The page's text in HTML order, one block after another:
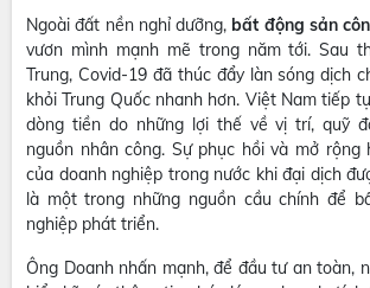
Ngoài đất nền nghỉ dưỡng, bất động sản
vươn mình mạnh mẽ trong năm tới. Sau
Trung, Covid-19 đã thúc đẩy làn sóng dịch
khỏi Trung Quốc nhanh hơn. Việt Nam tiếp
dòng tiền do những lợi thế về vị trí, quỹ
nguồn nhân công. Sự phục hồi và mở rộng
của doanh nghiệp trong nước khi đại dịch
là một trong những nguồn cầu chính để
nghiệp phát triển.
Ông Doanh nhấn mạnh, để đầu tư an toàn,